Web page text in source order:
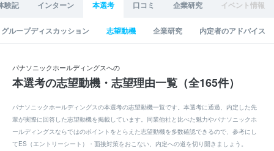
験記 インターン 本選考 口コミ 企業研究 イベント情報
グループディスカッション 志望動機 企業研究 内定者のアドバイス
パナソニックホールディングスへの
本選考の志望動機・志望理由一覧（全165件）
パナソニックホールディングスの本選考の志望動機一覧です。本選考に通過、内定した先
輩が実際に回答した志望動機を掲載しています。同業他社と比べた魅力やパナソニックホ
ールディングスならではのポイントをとらえた志望動機を多数確認できるので、参考にし
てES（エントリーシート）・面接対策をおこない、内定への道を切り開きましょう。